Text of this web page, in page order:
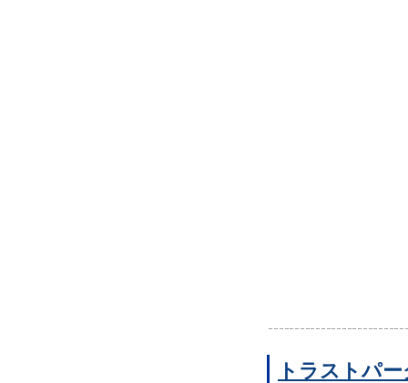
トラストパ